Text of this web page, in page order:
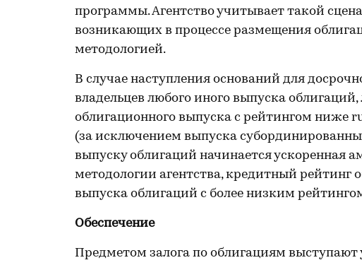
программы. Агентство учитывает такой
возникающих в процессе размещения
методологией.
В случае наступления оснований для
владельцев любого иного выпуска
облигационного выпуска с рейтингом ниже
(за исключением выпуска
выпуску облигаций начинается ускоренная
методологии агентства, кредитный рейтинг
выпуска облигаций с более низким
Обеспечение
Предметом залога по облигациям